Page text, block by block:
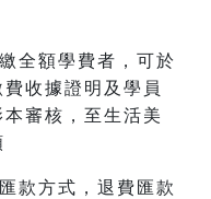
全額學費者，可於
收據證明及學員
審核，至生活美
款方式，退費匯款